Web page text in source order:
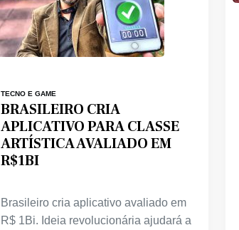
TECNO E GAME
BRASILEIRO CRIA
APLICATIVO PARA CLASSE
ARTÍSTICA AVALIADO EM
R$1BI
Brasileiro cria aplicativo avaliado em
R$ 1Bi. Ideia revolucionária ajudará a